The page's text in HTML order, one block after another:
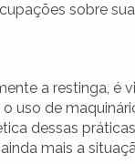
sobre
a restinga, é
uso de
dessas
mais a